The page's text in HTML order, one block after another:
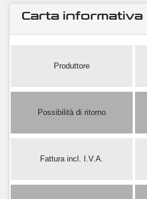
Carta informativa
Produttore
Possibilità di ritorno
Fattura incl. I.V.A.